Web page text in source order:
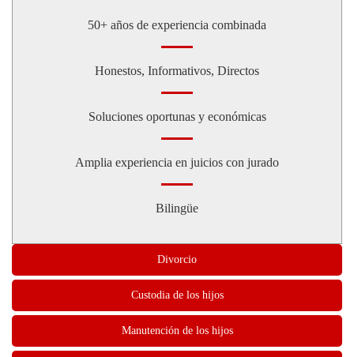
50+ años de experiencia combinada
Honestos, Informativos, Directos
Soluciones oportunas y económicas
Amplia experiencia en juicios con jurado
Bilingüe
Divorcio
Custodia de los hijos
Manutención de los hijos